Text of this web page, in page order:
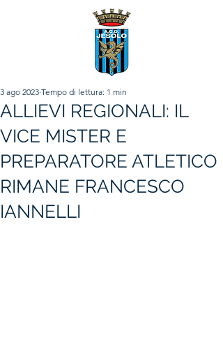
ALLIEVI REGIONALI: IL
VICE MISTER E
PREPARATORE ATLETICO
RIMANE FRANCESCO
IANNELLI
3 ago 2023 Tempo di lettura: 1 min